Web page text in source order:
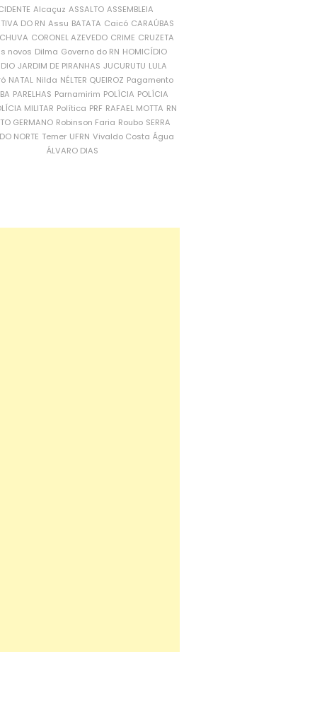
Alcaçuz ASSALTO ASSEMBLEIA
DO RN Assu BATATA Caicó CARAÚBAS
CORONEL AZEVEDO CRIME CRUZETA
novos Dilma Governo do RN HOMICÍDIO
JARDIM DE PIRANHAS JUCURUTU LULA
NATAL Nilda NÉLTER QUEIROZ Pagamento
PARELHAS Parnamirim POLÍCIA POLÍCIA
MILITAR Política PRF RAFAEL MOTTA RN
GERMANO Robinson Faria Roubo SERRA
NORTE Temer UFRN Vivaldo Costa Água
ÁLVARO DIAS